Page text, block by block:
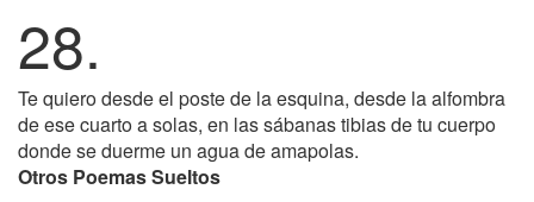
28.
Te quiero desde el poste de la esquina, desde la alfombra
de ese cuarto a solas, en las sábanas tibias de tu cuerpo
donde se duerme un agua de amapolas.
Otros Poemas Sueltos